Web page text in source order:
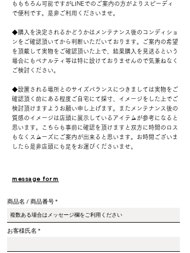
ももちろん可能ですがLINEでのご案内の方がよりスピーディ
で便利です。是非ご利用くださいませ。
◆購入を決定されるかどうかはメンテナンス後のコンディショ
ンをご確認頂いてから判断いただいております。ご案内の希望
を頂戴して実物をご確認頂いた上で、結果購入を見送るという
場合にもペナルティ等は特に設けておりませんので気兼ねなく
ご検討ください。
◆設置される場所とのサイズバランスにつきましては実物をご
確認頂く前にある程度ご自宅にて採寸、イメージをした上でご
検討頂けますようお願い申し上げます。また メンテナンス後の
質感のイメージは店頭に展示しているアイテムが参考になると
思います。こちらも事前に確認を頂けますと双方に時間のロス
もなくスムーズにご案内が出来ると思います。お時間ございま
したら是非店頭にも足をお運びくださいませ。
message form
商品名 / 商品番号
お客様氏名